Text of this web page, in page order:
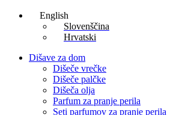
English
Slovenščina
Hrvatski
Dišave za dom
Dišeče vrečke
Dišeče palčke
Dišeča olja
Parfum za pranje perila
Seti parfumov za pranje perila